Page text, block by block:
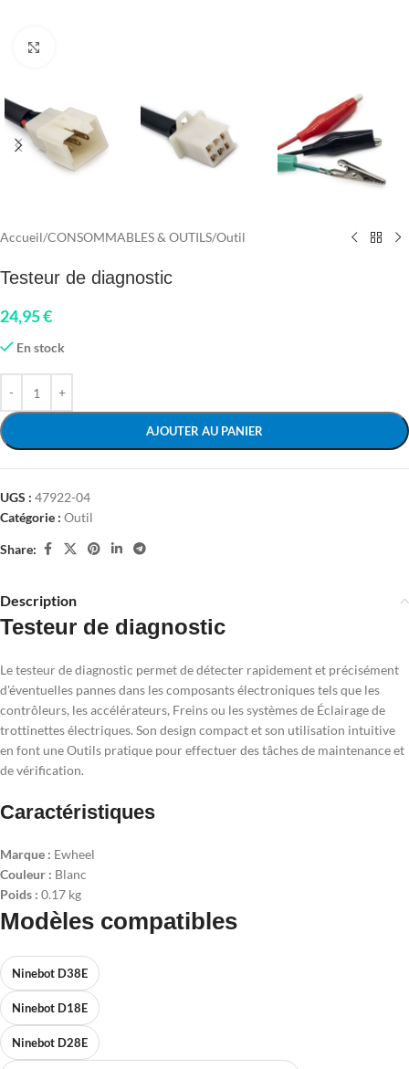
Accueil/CONSOMMABLES & OUTILS/Outil
Testeur de diagnostic
24,95€
En stock
AJOUTER AU PANIER
UGS : 47922-04
Catégorie : Outil
Share:
Description
Testeur de diagnostic
Le testeur de diagnostic permet de détecter rapidement et précisément
d'éventuelles pannes dans les composants électroniques tels que les
contrôleurs, les accélérateurs, Freins ou les systèmes de Éclairage de
trottinettes électriques. Son design compact et son utilisation intuitive
en font une Outils pratique pour effectuer des tâches de maintenance et
de vérification.
Caractéristiques
Marque : Ewheel
Couleur : Blanc
Poids : 0.17 kg
Modèles compatibles
Ninebot D38E
Ninebot D18E
Ninebot D28E